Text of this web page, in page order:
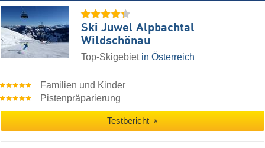
Ski Juwel Alpbachtal
Wildschönau
Top-Skigebiet in Österreich
Familien und Kinder
Pistenpräparierung
Testbericht